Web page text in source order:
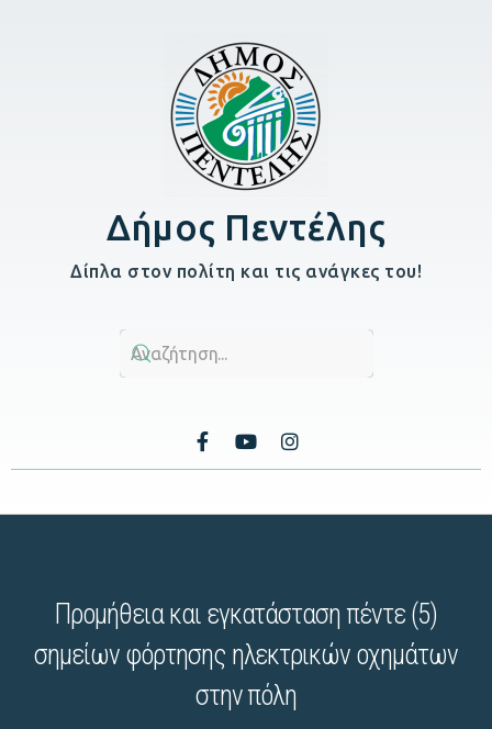
Δήμος Πεντέλης
Δίπλα στον πολίτη και τις ανάγκες του!
Προμήθεια και εγκατάσταση πέντε (5)
σημείων φόρτησης ηλεκτρικών οχημάτων
στην πόλη